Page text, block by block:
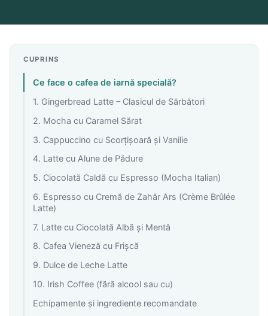
CUPRINS
Ce face o cafea de iarnă specială?
1. Gingerbread Latte – Clasicul de Sărbători
2. Mocha cu Caramel Sărat
3. Cappuccino cu Scorțișoară și Vanilie
4. Latte cu Alune de Pădure
5. Ciocolată Caldă cu Espresso (Mocha Italian)
6. Espresso cu Cremă de Zahăr Ars (Crème Brûlée
Latte)
7. Latte cu Ciocolată Albă și Mentă
8. Cafea Vieneză cu Frișcă
9. Dulce de Leche Latte
10. Irish Coffee (fără alcool sau cu)
Echipamente și ingrediente recomandate